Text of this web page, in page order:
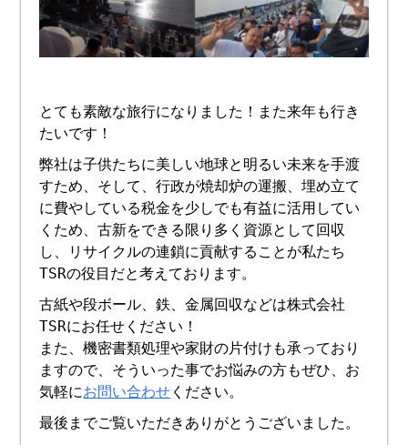
とても素敵な旅行になりました！また来年も行き
たいです！
弊社は子供たちに美しい地球と明るい未来を手渡
すため、そして、行政が焼却炉の運搬、埋め立て
に費やしている税金を少しでも有益に活用してい
くため、古新をできる限り多く資源として回収
し、リサイクルの連鎖に貢献することが私たち
TSRの役目だと考えております。
古紙や段ボール、鉄、金属回収などは株式会社
TSRにお任せください！
また、機密書類処理や家財の片付けも承っており
ますので、そういった事でお悩みの方もぜひ、お
気軽にお問い合わせ ください。
最後までご覧いただきありがとうございました。